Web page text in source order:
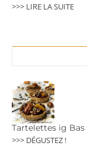
>>> LIRE LA SUITE
Tartelettes ig
>>> DÉGUSTEZ !